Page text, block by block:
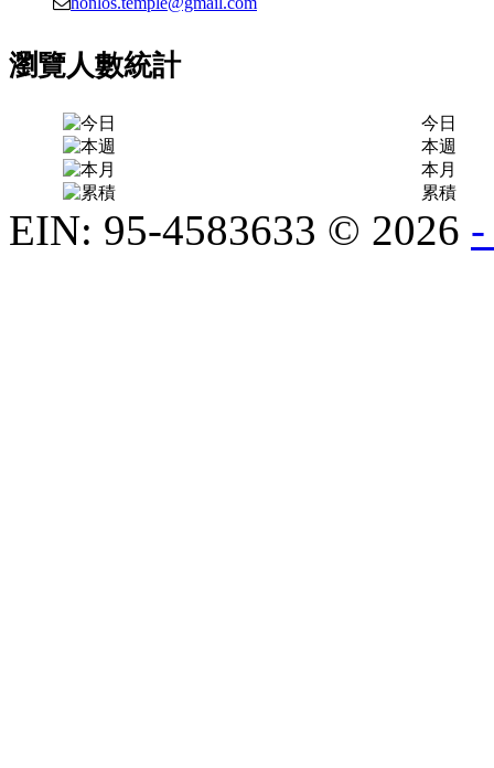
瀏覽人數統計
今日
本週
本月
累積
EIN: 95-4583633 © 2026